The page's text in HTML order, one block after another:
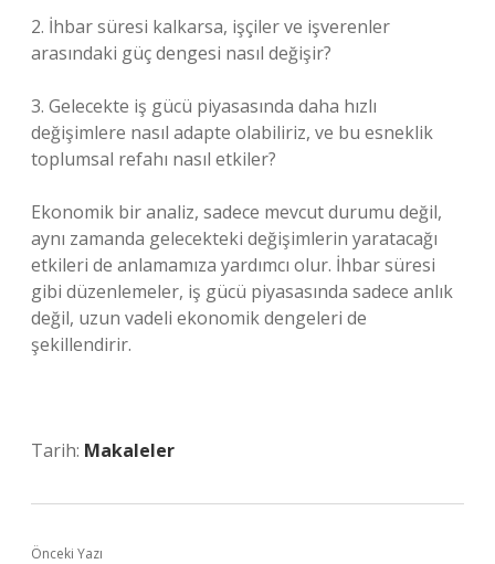
2. İhbar süresi kalkarsa, işçiler ve işverenler
arasındaki güç dengesi nasıl değişir?
3. Gelecekte iş gücü piyasasında daha hızlı
değişimlere nasıl adapte olabiliriz, ve bu esneklik
toplumsal refahı nasıl etkiler?
Ekonomik bir analiz, sadece mevcut durumu değil,
aynı zamanda gelecekteki değişimlerin yaratacağı
etkileri de anlamamıza yardımcı olur. İhbar süresi
gibi düzenlemeler, iş gücü piyasasında sadece anlık
değil, uzun vadeli ekonomik dengeleri de
şekillendirir.
Tarih: Makaleler
Önceki Yazı